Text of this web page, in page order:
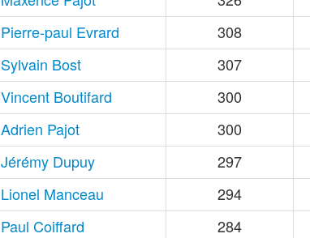
Pierre-paul Evrard
308
Sylvain Bost
307
Vincent Boutifard
300
Adrien Pajot
300
Jérémy Dupuy
297
Lionel Manceau
294
Paul Coiffard
284